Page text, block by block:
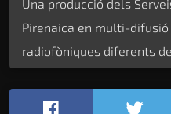
Una producció dels
Pirenaica en multi-
radiofòniques diferents